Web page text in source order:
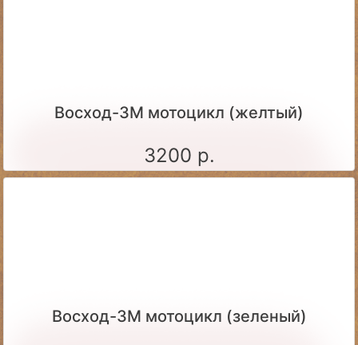
Восход-3М мотоцикл (желтый)
3200 р.
Восход-3М мотоцикл (зеленый)